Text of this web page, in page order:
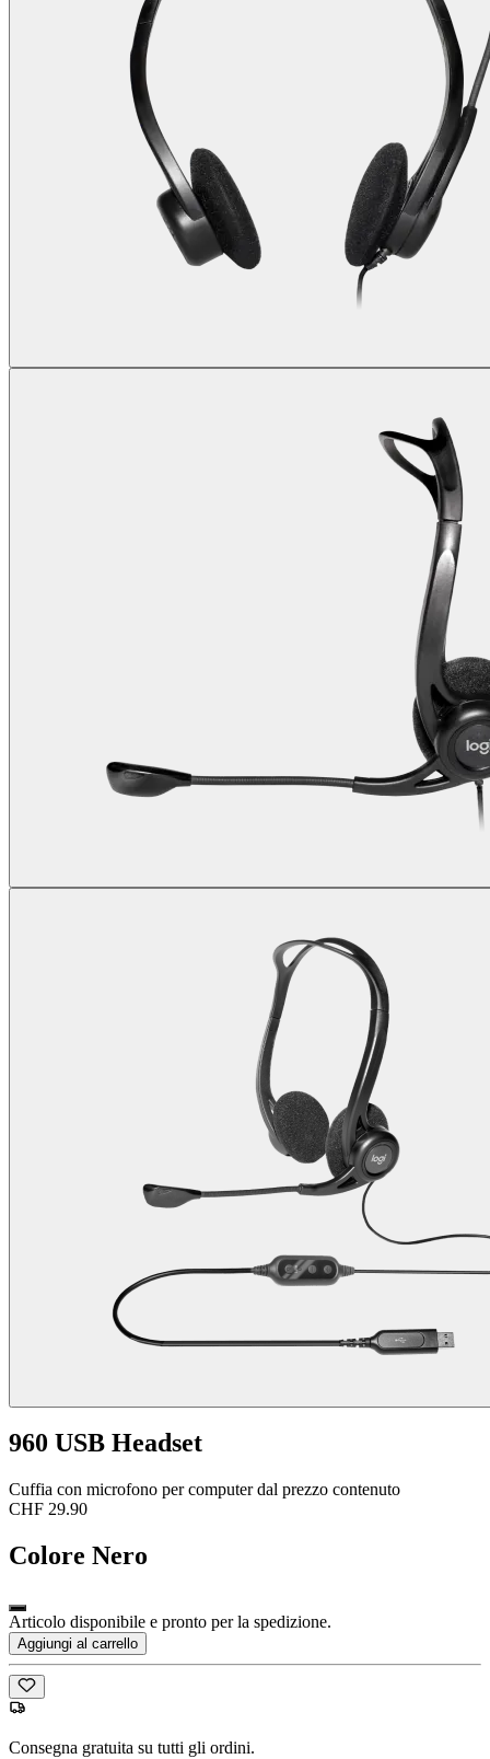
960 USB Headset
Cuffia con microfono per computer dal prezzo contenuto
CHF 29.90
Colore Nero
Articolo disponibile e pronto per la spedizione.
Aggiungi al carrello
Consegna gratuita su tutti gli ordini.